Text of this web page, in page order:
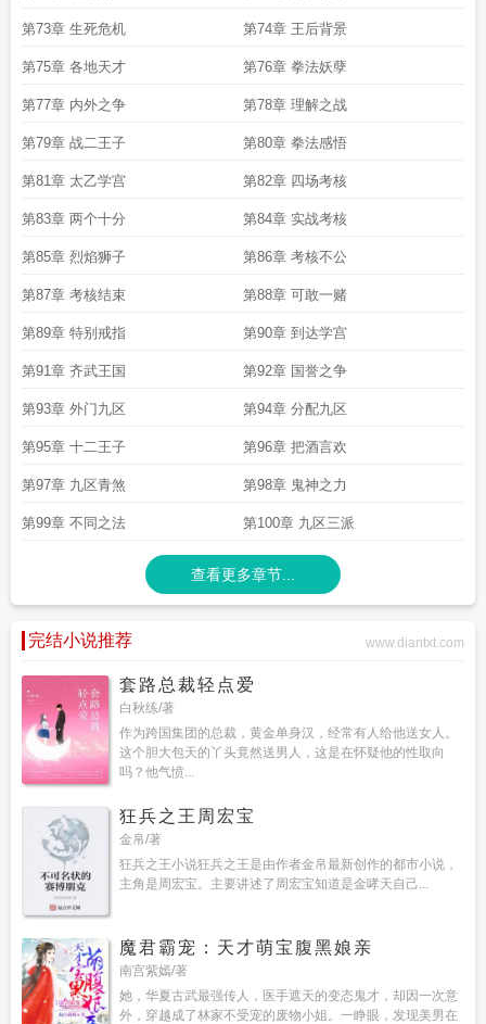
第73章 生死危机 第74章 王后背景
第75章 各地天才 第76章 拳法妖孽
第77章 内外之争 第78章 理解之战
第79章 战二王子 第80章 拳法感悟
第81章 太乙学宫 第82章 四场考核
第83章 两个十分 第84章 实战考核
第85章 烈焰狮子 第86章 考核不公
第87章 考核结束 第88章 可敢一赌
第89章 特别戒指 第90章 到达学宫
第91章 齐武王国 第92章 国誉之争
第93章 外门九区 第94章 分配九区
第95章 十二王子 第96章 把酒言欢
第97章 九区青煞 第98章 鬼神之力
第99章 不同之法 第100章 九区三派
查看更多章节...
完结小说推荐 www.diantxt.com
套路总裁轻点爱
白秋练/著
作为跨国集团的总裁，黄金单身汉，经常有人给他送女人。
这个胆大包天的丫头竟然送男人，这是在怀疑他的性取向
吗？他气愤...
狂兵之王周宏宝
金帛/著
狂兵之王小说狂兵之王是由作者金帛最新创作的都市小说，
主角是周宏宝。主要讲述了周宏宝知道是金哮天自己...
魔君霸宠：天才萌宝腹黑娘亲
南宫紫嫣/著
她，华夏古武最强传人，医手遮天的变态鬼才，却因一次意
外，穿越成了林家不受宠的废物小姐。一睁眼，发现美男在